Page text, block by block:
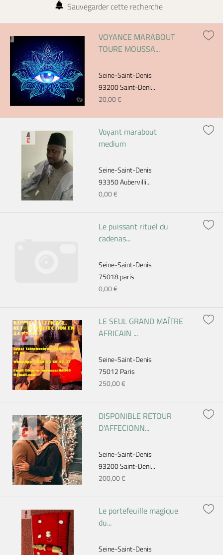
Sauvegarder cette recherche
VOYANCE MARABOUT
TOURE MOUSSA...
Seine-Saint-Denis
93200 Saint-Deni...
20,00 €
Voyant marabout
medium
Seine-Saint-Denis
93350 Aubervilli...
0,00 €
Le puissant rituel du
cadenas...
Seine-Saint-Denis
75018 paris
0,00 €
LE SEUL GRAND MAÎTRE
AFRICAIN ...
Seine-Saint-Denis
75012 Paris
250,00 €
DISPONIBLE RETOUR
D'AFFECIONN...
Seine-Saint-Denis
93200 Saint-Deni...
200,00 €
Le portefeuille magique
du...
Seine-Saint-Denis